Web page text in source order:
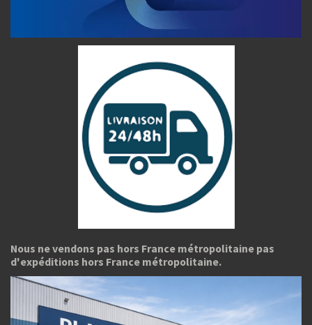
Nous ne vendons pas hors France métropolitaine pas
d'expéditions hors France métropolitaine.